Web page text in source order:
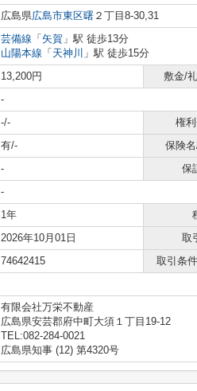
広島県広島市東区曙 ２丁目8-30,31
芸備線 「 矢賀 」駅 徒歩13分
山陽本線 「 天神川 」駅 徒歩15分
13,200円 敷金/
-
-/- 権
有/- 保険
- 保
-
1年
2026年10月01日 取
74642415 取引条
有限会社万栄不動産
広島県安芸郡府中町大須１丁目19-12
TEL:082-284-0021
広島県知事 (12) 第4320号